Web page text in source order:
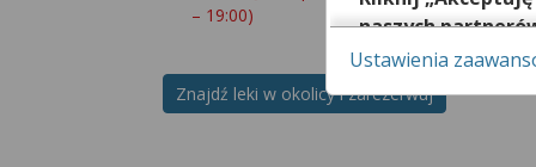
– 19:00)
Znajdź leki w okolicy i zarezerwuj
naszych
Pamiętaj, że
możesz też
dowiedzieć się
za pomocą
Ustawienia